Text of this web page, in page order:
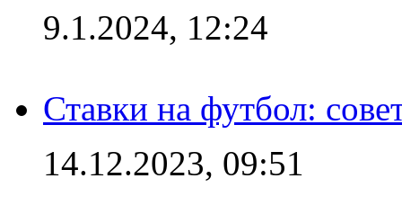
9.1.2024, 12:24
Ставки на футбол:
14.12.2023, 09:51